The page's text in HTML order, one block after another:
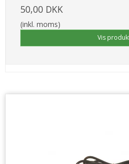
50,00 DKK
(inkl. moms)
Vis